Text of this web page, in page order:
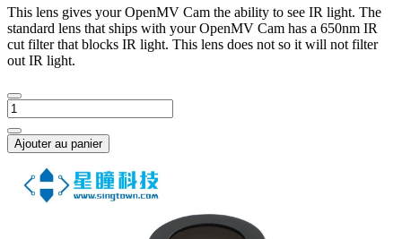
This lens gives your OpenMV Cam the ability to see IR light. The
standard lens that ships with your OpenMV Cam has a 650nm IR
cut filter that blocks IR light. This lens does not so it will not filter
out IR light.
Ajouter au panier